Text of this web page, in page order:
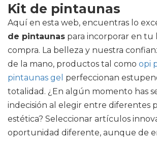
Kit de pintaunas
Aquí en esta web, encuentras lo
de pintaunas para incorporar en tu
compra. La belleza y nuestra
de la mano, productos tal como opi
pintaunas gel perfeccionan
totalidad. ¿En algún momento has
indecisión al elegir entre diferentes
estética? Seleccionar artículos
oportunidad diferente, aunque de